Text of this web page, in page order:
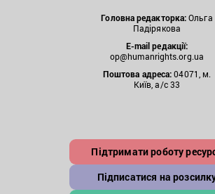
Головна редакторка:Ольга
Падірякова
E-mail редакції:
op@humanrights.org.ua
Поштова адреса:04071, м.
Київ, а/с 33
Підтримати роботу
Підписатися на